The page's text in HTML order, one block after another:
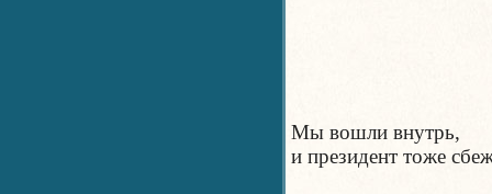
Мы вошли внутрь,
и президент тоже